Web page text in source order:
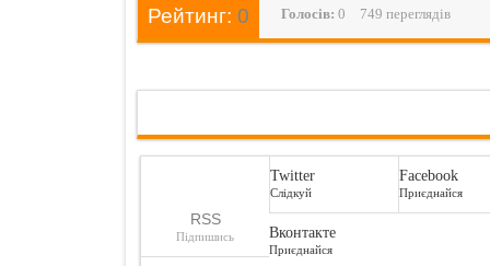
Рейтинг: 0 Голосiв: 0 749 переглядів
RSS
Підпишись
Twitter
Слідкуй
Facebook
Приєднайся
Вконтакте
Приєднайся